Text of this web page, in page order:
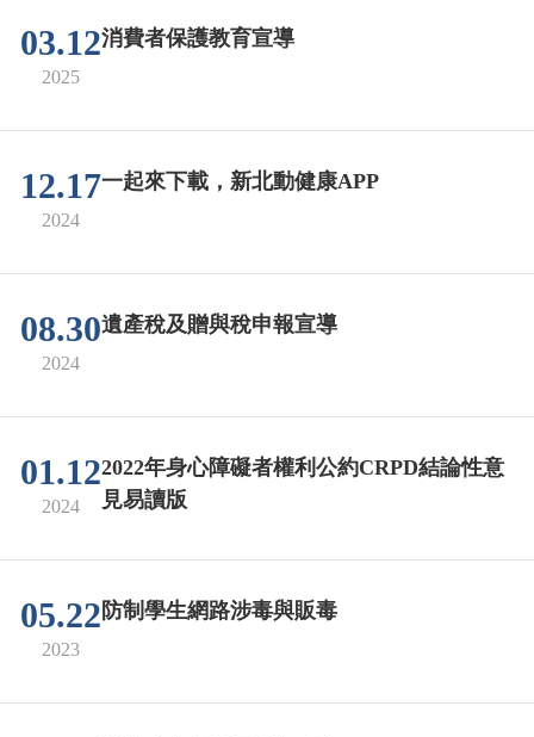
03.12
2025
消費者保護教育宣導
12.17
2024
一起來下載，新北動健康APP
08.30
2024
遺產稅及贈與稅申報宣導
01.12
2024
2022年身心障礙者權利公約CRPD結論性意
見易讀版
05.22
2023
防制學生網路涉毒與販毒